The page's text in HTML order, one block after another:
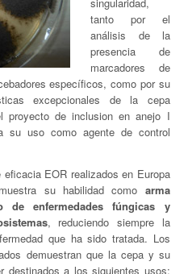
tanto por el
análisis de la
presencia de
marcadores de
específicos, como por su
excepcionales de la cepa
proyecto de inclusion en anejo I
su uso como agente de control
EOR realizados en Europa
su habilidad como arma
enfermedades fúngicas y
, reduciendo siempre la
que ha sido tratada. Los
demuestran que la cepa y su
destinados a los siguientes usos: